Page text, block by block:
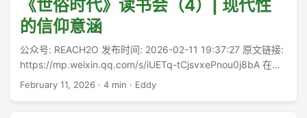
《世俗时代》读书会（4）| 现代性
的信仰意涵
公众号: REACH2O 发布时间: 2026-02-11 19:37:27 原文链接:
https://mp.weixin.qq.com/s/iUETq-tCjsvxePnou0j8bA 在泰
勒看来，现代性意味着，不同的人对于自己的经验存在不同的
February 11, 2026 · 4 min · Eddy